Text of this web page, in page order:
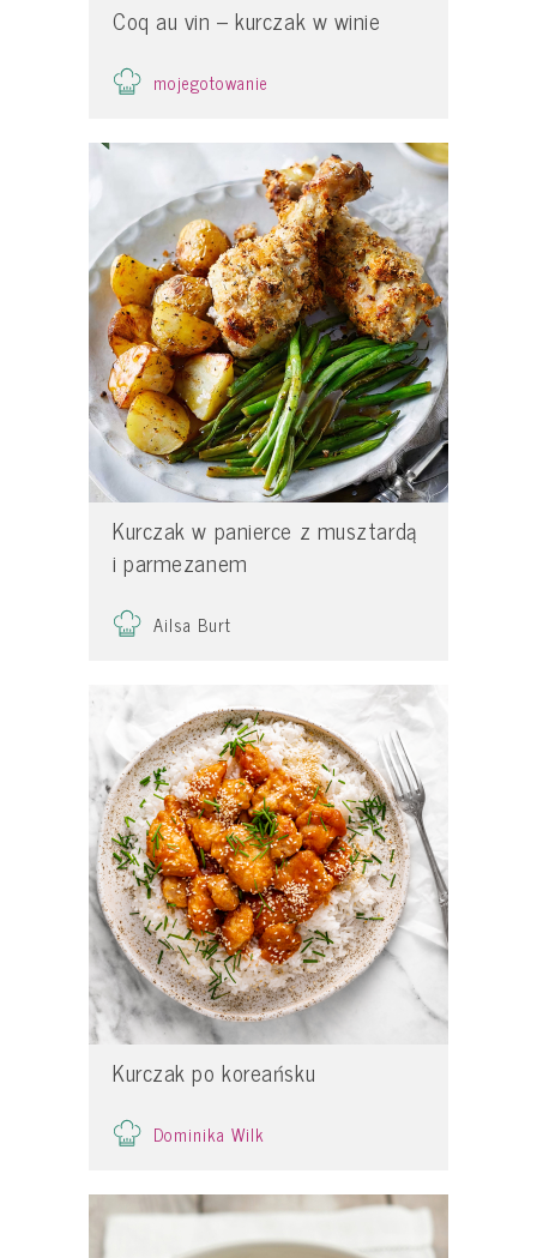
Coq au vin – kurczak w winie
mojegotowanie
Kurczak w panierce z musztardą
i parmezanem
Ailsa Burt
Kurczak po koreańsku
Dominika Wilk